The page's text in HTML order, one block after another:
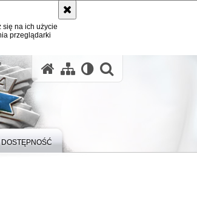
się na ich użycie
przeglądarki
DOSTĘPNOŚĆ